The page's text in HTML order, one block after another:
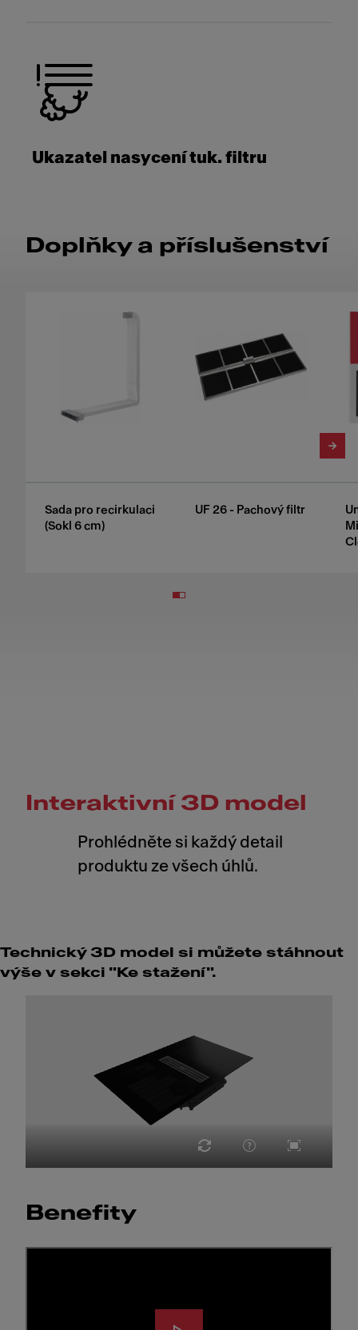
Ukazatel nasycení tuk. filtru
Doplňky a příslušenství
Sada pro recirkulaci
(Sokl 6 cm)
UF 26 - Pachový filtr
Interaktivní 3D model
Prohlédněte si každý detail
produktu ze všech úhlů.
Technický 3D model si můžete stáhnout
výše v sekci "Ke stažení".
Benefity